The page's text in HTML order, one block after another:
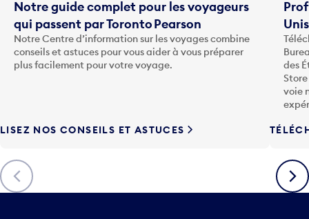
qui passent par Toronto Pearson
Notre Centre d’information sur les voyages combine
conseils et astuces pour vous aider à vous préparer
plus facilement pour votre voyage.
des
voie